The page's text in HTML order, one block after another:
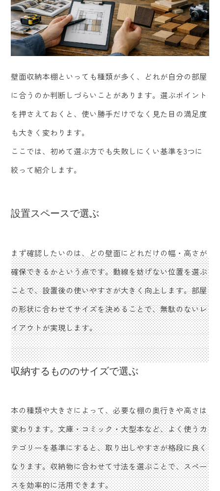
壁面収納本棚といっても種類が多く、どれが自分の部屋
に合うのか判断しづらいことがあります。選ぶポイント
を押さえておくと、使い勝手だけでなく見た目の満足度
も大きく変わります。
ここでは、初めて選ぶ方でも失敗しにくい基準を3つに
絞って紹介します。
設置スペースで選ぶ
まず確認したいのは、どの壁面にどれだけの幅・高さが
確保できるかという点です。動線を妨げない位置を選ぶ
ことで、設置後の使いやすさが大きく向上します。部屋
の形状に合わせてサイズを決めることで、無駄のないレ
イアウトが実現します。
収納するもののサイズで選ぶ
本の種類や大きさによって、必要な棚の奥行きや高さは
変わります。文庫・コミック・大型本など、よく使うカ
テゴリーを基準にすると、取り出しやすさが格段に良く
なります。収納物に合わせて寸法を選ぶことで、スペー
スを効率的に活用できます。